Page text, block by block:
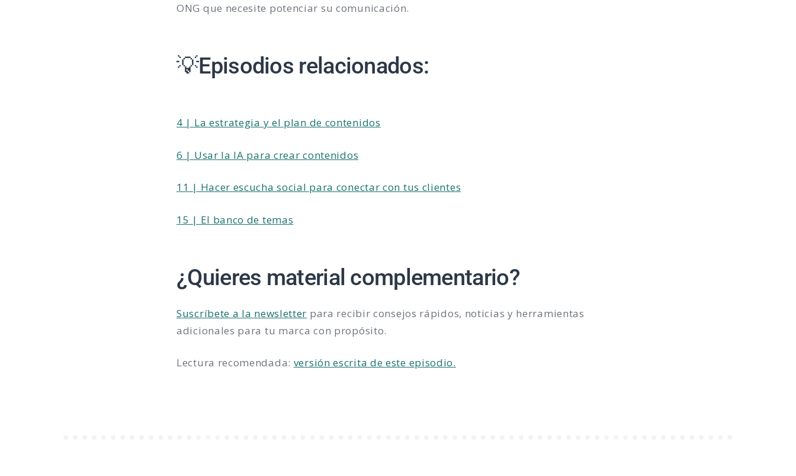
ONG que necesite potenciar su comunicación.
💡Episodios relacionados:
4 | La estrategia y el plan de contenidos
6 | Usar la IA para crear contenidos
11 | Hacer escucha social para conectar con tus clientes
15 | El banco de temas
¿Quieres material complementario?
Suscríbete a la newsletter para recibir consejos rápidos, noticias y herramientas
adicionales para tu marca con propósito.
Lectura recomendada: versión escrita de este episodio.